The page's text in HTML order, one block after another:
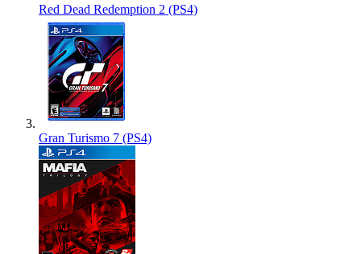
Red Dead Redemption 2 (PS4)
Gran Turismo 7 (PS4)